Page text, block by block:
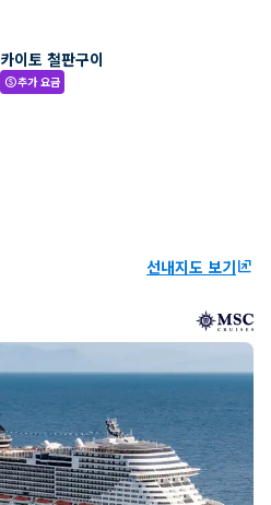
카이토 철판구이
paid추가 요금
선내지도 보기ungroup